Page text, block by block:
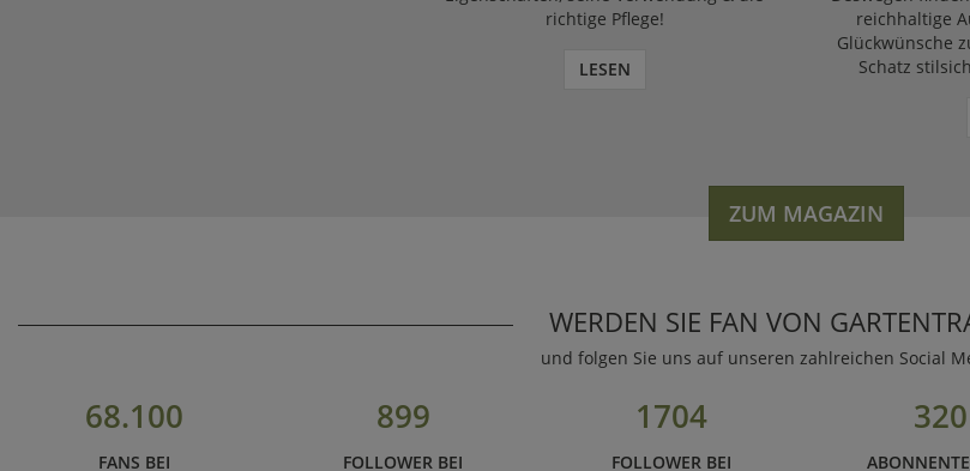
richtige Pflege!
LESEN
reichhaltige
Glückwünsche
Schatz
ZUM MAGAZIN
WERDEN SIE FAN VON
und folgen Sie uns auf unseren zahlreichen Social
68.100
FANS BEI
899
FOLLOWER BEI
1704
FOLLOWER BEI
320